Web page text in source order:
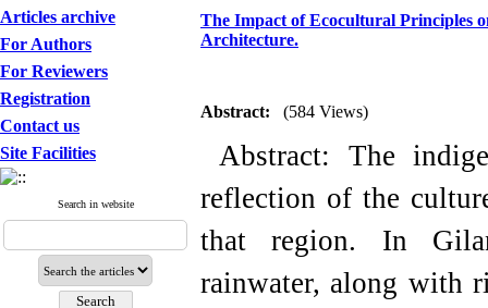
Articles archive
For Authors
For Reviewers
Registration
Contact us
Site Facilities
Search in website
The Impact of Ecocultural Principles
Architecture.
Abstract: (584 Views)
Abstract:
The
reflection of the
that region. In
rainwater, along with